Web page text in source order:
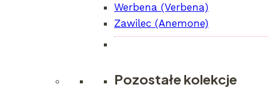
Werbena (Verbena)
Zawilec (Anemone)
Pozostałe kolekcje